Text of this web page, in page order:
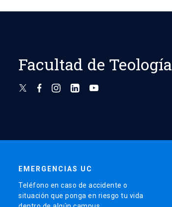
Facultad de Teología
EMERGENCIAS UC
Teléfono en caso de accidente o
situación que ponga en riesgo tu vida